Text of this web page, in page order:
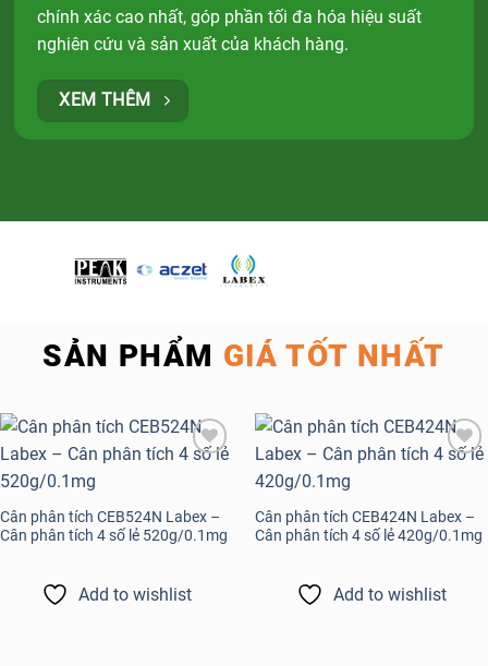
chính xác cao nhất, góp phần tối đa hóa hiệu suất
nghiên cứu và sản xuất của khách hàng.
XEM THÊM
SẢN PHẨM GIÁ TỐT NHẤT
Cân phân tích CEB524N Labex –
Cân phân tích 4 số lẻ 520g/0.1mg
Add to wishlist
Cân phân tích CEB424N Labex –
Cân phân tích 4 số lẻ 420g/0.1mg
Add to wishlist